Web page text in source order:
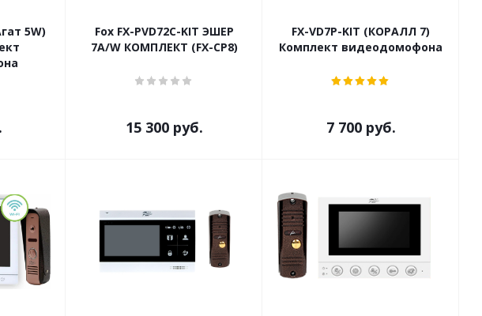
5W)
Fox FX-PVD72С-KIT ЭШЕР
7A/W КОМПЛЕКТ (FX-CP8)
15 300руб.
FX-VD7P-KIT (КОРАЛЛ 7)
Комплект видеодомофона
7 700руб.